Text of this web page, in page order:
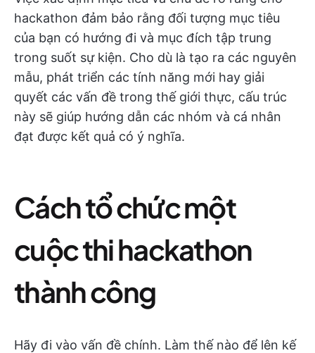
hackathon đảm bảo rằng đối tượng mục tiêu
của bạn có hướng đi và mục đích tập trung
trong suốt sự kiện. Cho dù là tạo ra các nguyên
mẫu, phát triển các tính năng mới hay giải
quyết các vấn đề trong thế giới thực, cấu trúc
này sẽ giúp hướng dẫn các nhóm và cá nhân
đạt được kết quả có ý nghĩa.
Cách tổ chức một
cuộc thi hackathon
thành công
Hãy đi vào vấn đề chính. Làm thế nào để lên kế